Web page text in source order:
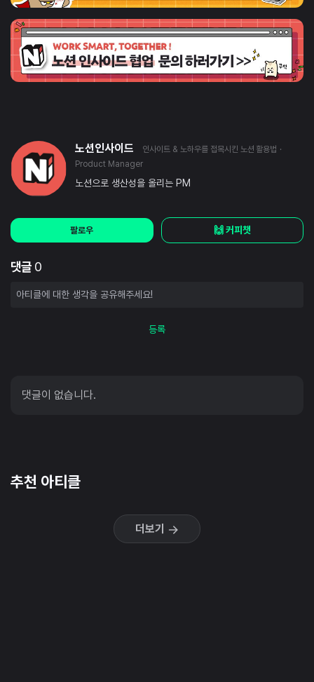
노션인사이드 인사이트 & 노하우를 접목시킨 노션 활용법 ·
Product Manager
노션으로 생산성을 올리는 PM
팔로우 🙌 커피챗
댓글 0
등록
댓글이 없습니다.
추천 아티클
더보기